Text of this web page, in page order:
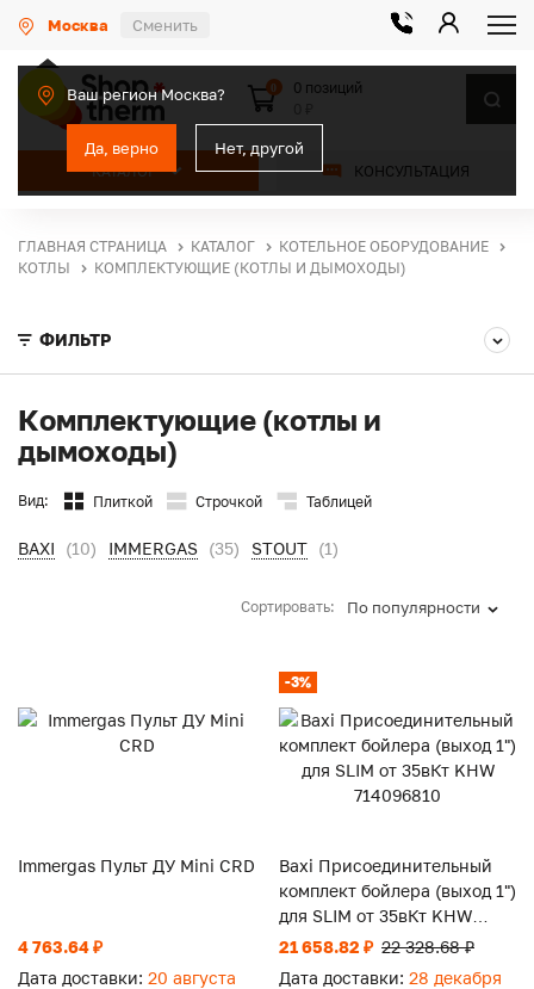
Москва Сменить
Ваш регион Москва?
Да, верно Нет, другой
КАТАЛОГ КОНСУЛЬТАЦИЯ
0
0 позиций
ГЛАВНАЯ СТРАНИЦА КАТАЛОГ
КОТЕЛЬНОЕ ОБОРУДОВАНИЕ
КОТЛЫ
КОМПЛЕКТУЮЩИЕ (КОТЛЫ И ДЫМОХОДЫ)
ФИЛЬТР
Комплектующие (котлы и
дымоходы)
Вид: Плиткой Строчкой Таблицей
BAXI (10) IMMERGAS (35) STOUT (1)
Сортировать: По популярности
Immergas Пульт ДУ Mini CRD
4 763.64 ₽
Дата доставки: 20 августа
-3%
Baxi Присоединительный
комплект бойлера (выход 1")
для SLIM от 35вКт KHW
714096810
21 658.82 ₽ 22 328.68 ₽
Дата доставки: 28 декабря